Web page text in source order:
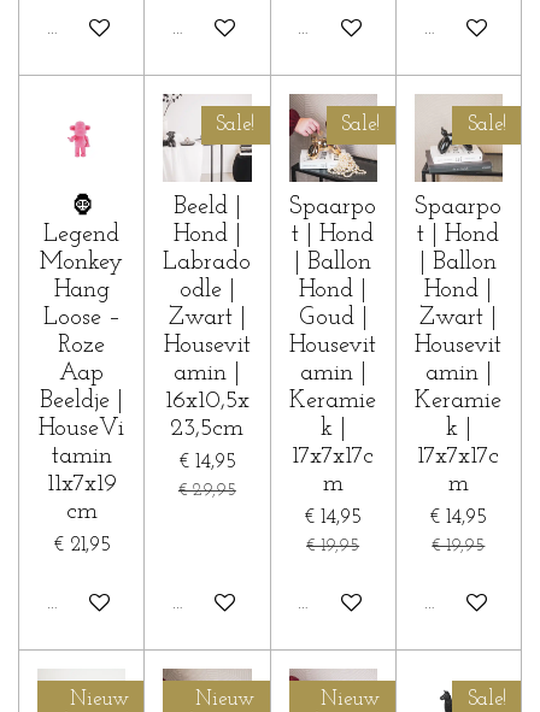
In winkelwagenIn winkelwagenIn winkelwagenIn
🦍
Legend
Monkey
Hang
Loose –
Roze
Aap
Beeldje |
HouseVi
tamin
11x7x19
cm
€ 21,95
In winkelwagen
Sale!
Beeld |
Hond |
Labrado
odle |
Zwart |
Housevit
amin |
16x10,5x
23,5cm
€ 14,95
€ 29,95
In winkelwagen
Sale!
Spaarpo
t | Hond
| Ballon
Hond |
Goud |
Housevit
amin |
Keramie
k |
17x7x17c
m
€ 14,95
€ 19,95
In winkelwagen
Sale!
Spaarpo
t | Hond
| Ballon
Hond |
Zwart |
Housevit
amin |
Keramie
k |
17x7x17c
m
€ 14,95
€ 19,95
In
Nieuw
Nieuw
Nieuw
Sale!